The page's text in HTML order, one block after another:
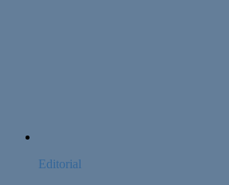
Editorial